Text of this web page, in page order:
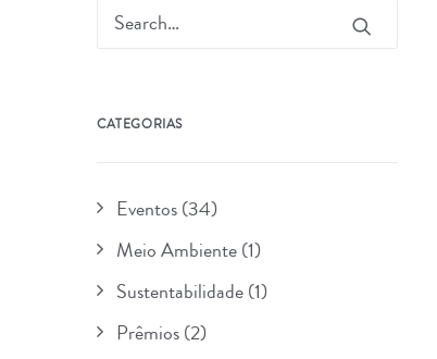
CATEGORIAS
Eventos(34)
Meio Ambiente(1)
Sustentabilidade(1)
Prêmios(2)